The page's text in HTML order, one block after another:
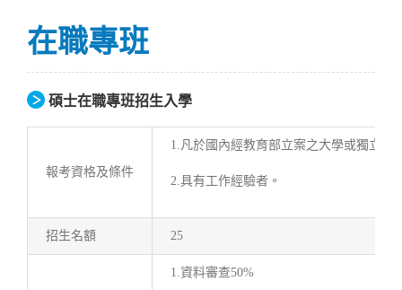
在職專班
碩士在職專班招生入學
報考資格及條件
1.凡於國內經教育部立案之大學或獨立
2.具有工作經驗者。
招生名額 25
1.資料審查50%